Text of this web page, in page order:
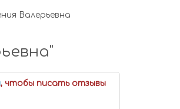
Валерьевна
, чтобы писать отзывы